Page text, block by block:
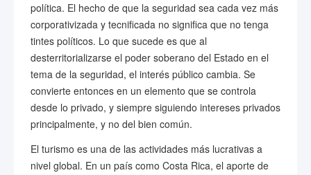
política. El hecho de que la seguridad sea cada vez más
corporativizada y tecnificada no significa que no tenga
tintes políticos. Lo que sucede es que al
desterritorializarse el poder soberano del Estado en el
tema de la seguridad, el interés público cambia. Se
convierte entonces en un elemento que se controla
desde lo privado, y siempre siguiendo intereses privados
principalmente, y no del bien común.
El turismo es una de las actividades más lucrativas a
nivel global. En un país como Costa Rica, el aporte de